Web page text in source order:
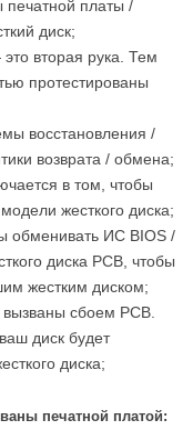
печатной платы /
диск;
вторая рука. Тем
протестированы
восстановления /
возврата / обмена;
в том, чтобы
жесткого диска;
обменивать ИС BIOS /
диска PCB, чтобы
жестким диском;
сбоем PCB.
диск будет
диска;
печатной платой: